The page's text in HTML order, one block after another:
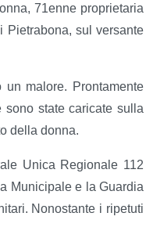
71enne proprietaria
Pietrabona, sul versante
malore. Prontamente
state caricate sulla
della donna.
Unica Regionale 112
Municipale e la Guardia
Nonostante i ripetuti